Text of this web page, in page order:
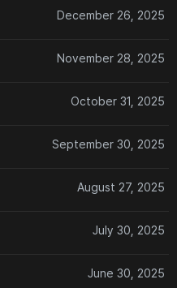
December 26, 2025
November 28, 2025
October 31, 2025
September 30, 2025
August 27, 2025
July 30, 2025
June 30, 2025